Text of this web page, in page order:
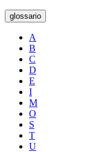
glossario
A
B
C
D
E
I
M
O
S
T
U